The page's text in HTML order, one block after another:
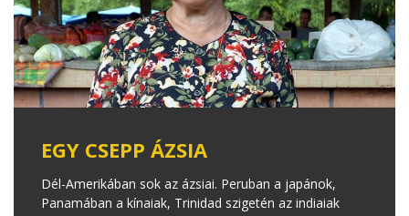
EGY CSEPP ÁZSIA
Dél-Amerikában sok az ázsiai. Peruban a japánok,
Panamában a kínaiak, Trinidad szigetén az indiaiak